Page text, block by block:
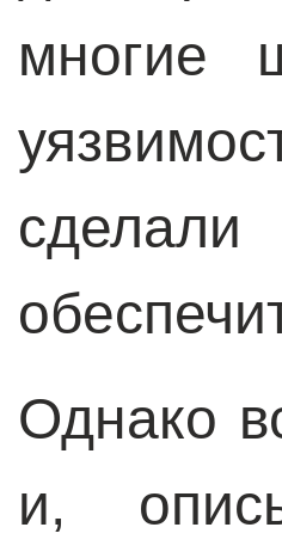
многие
Однако
и,